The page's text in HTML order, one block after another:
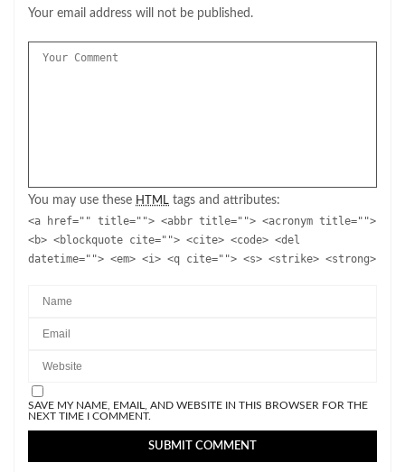
Your email address will not be published.
You may use these HTML tags and attributes:
<a href="" title=""> <abbr title=""> <acronym title="">
<b> <blockquote cite=""> <cite> <code> <del
datetime=""> <em> <i> <q cite=""> <s> <strike> <strong>
SAVE MY NAME, EMAIL, AND WEBSITE IN THIS BROWSER FOR THE
NEXT TIME I COMMENT.